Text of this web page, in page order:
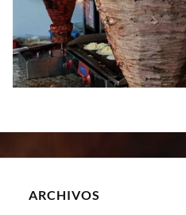
ARCHIVOS